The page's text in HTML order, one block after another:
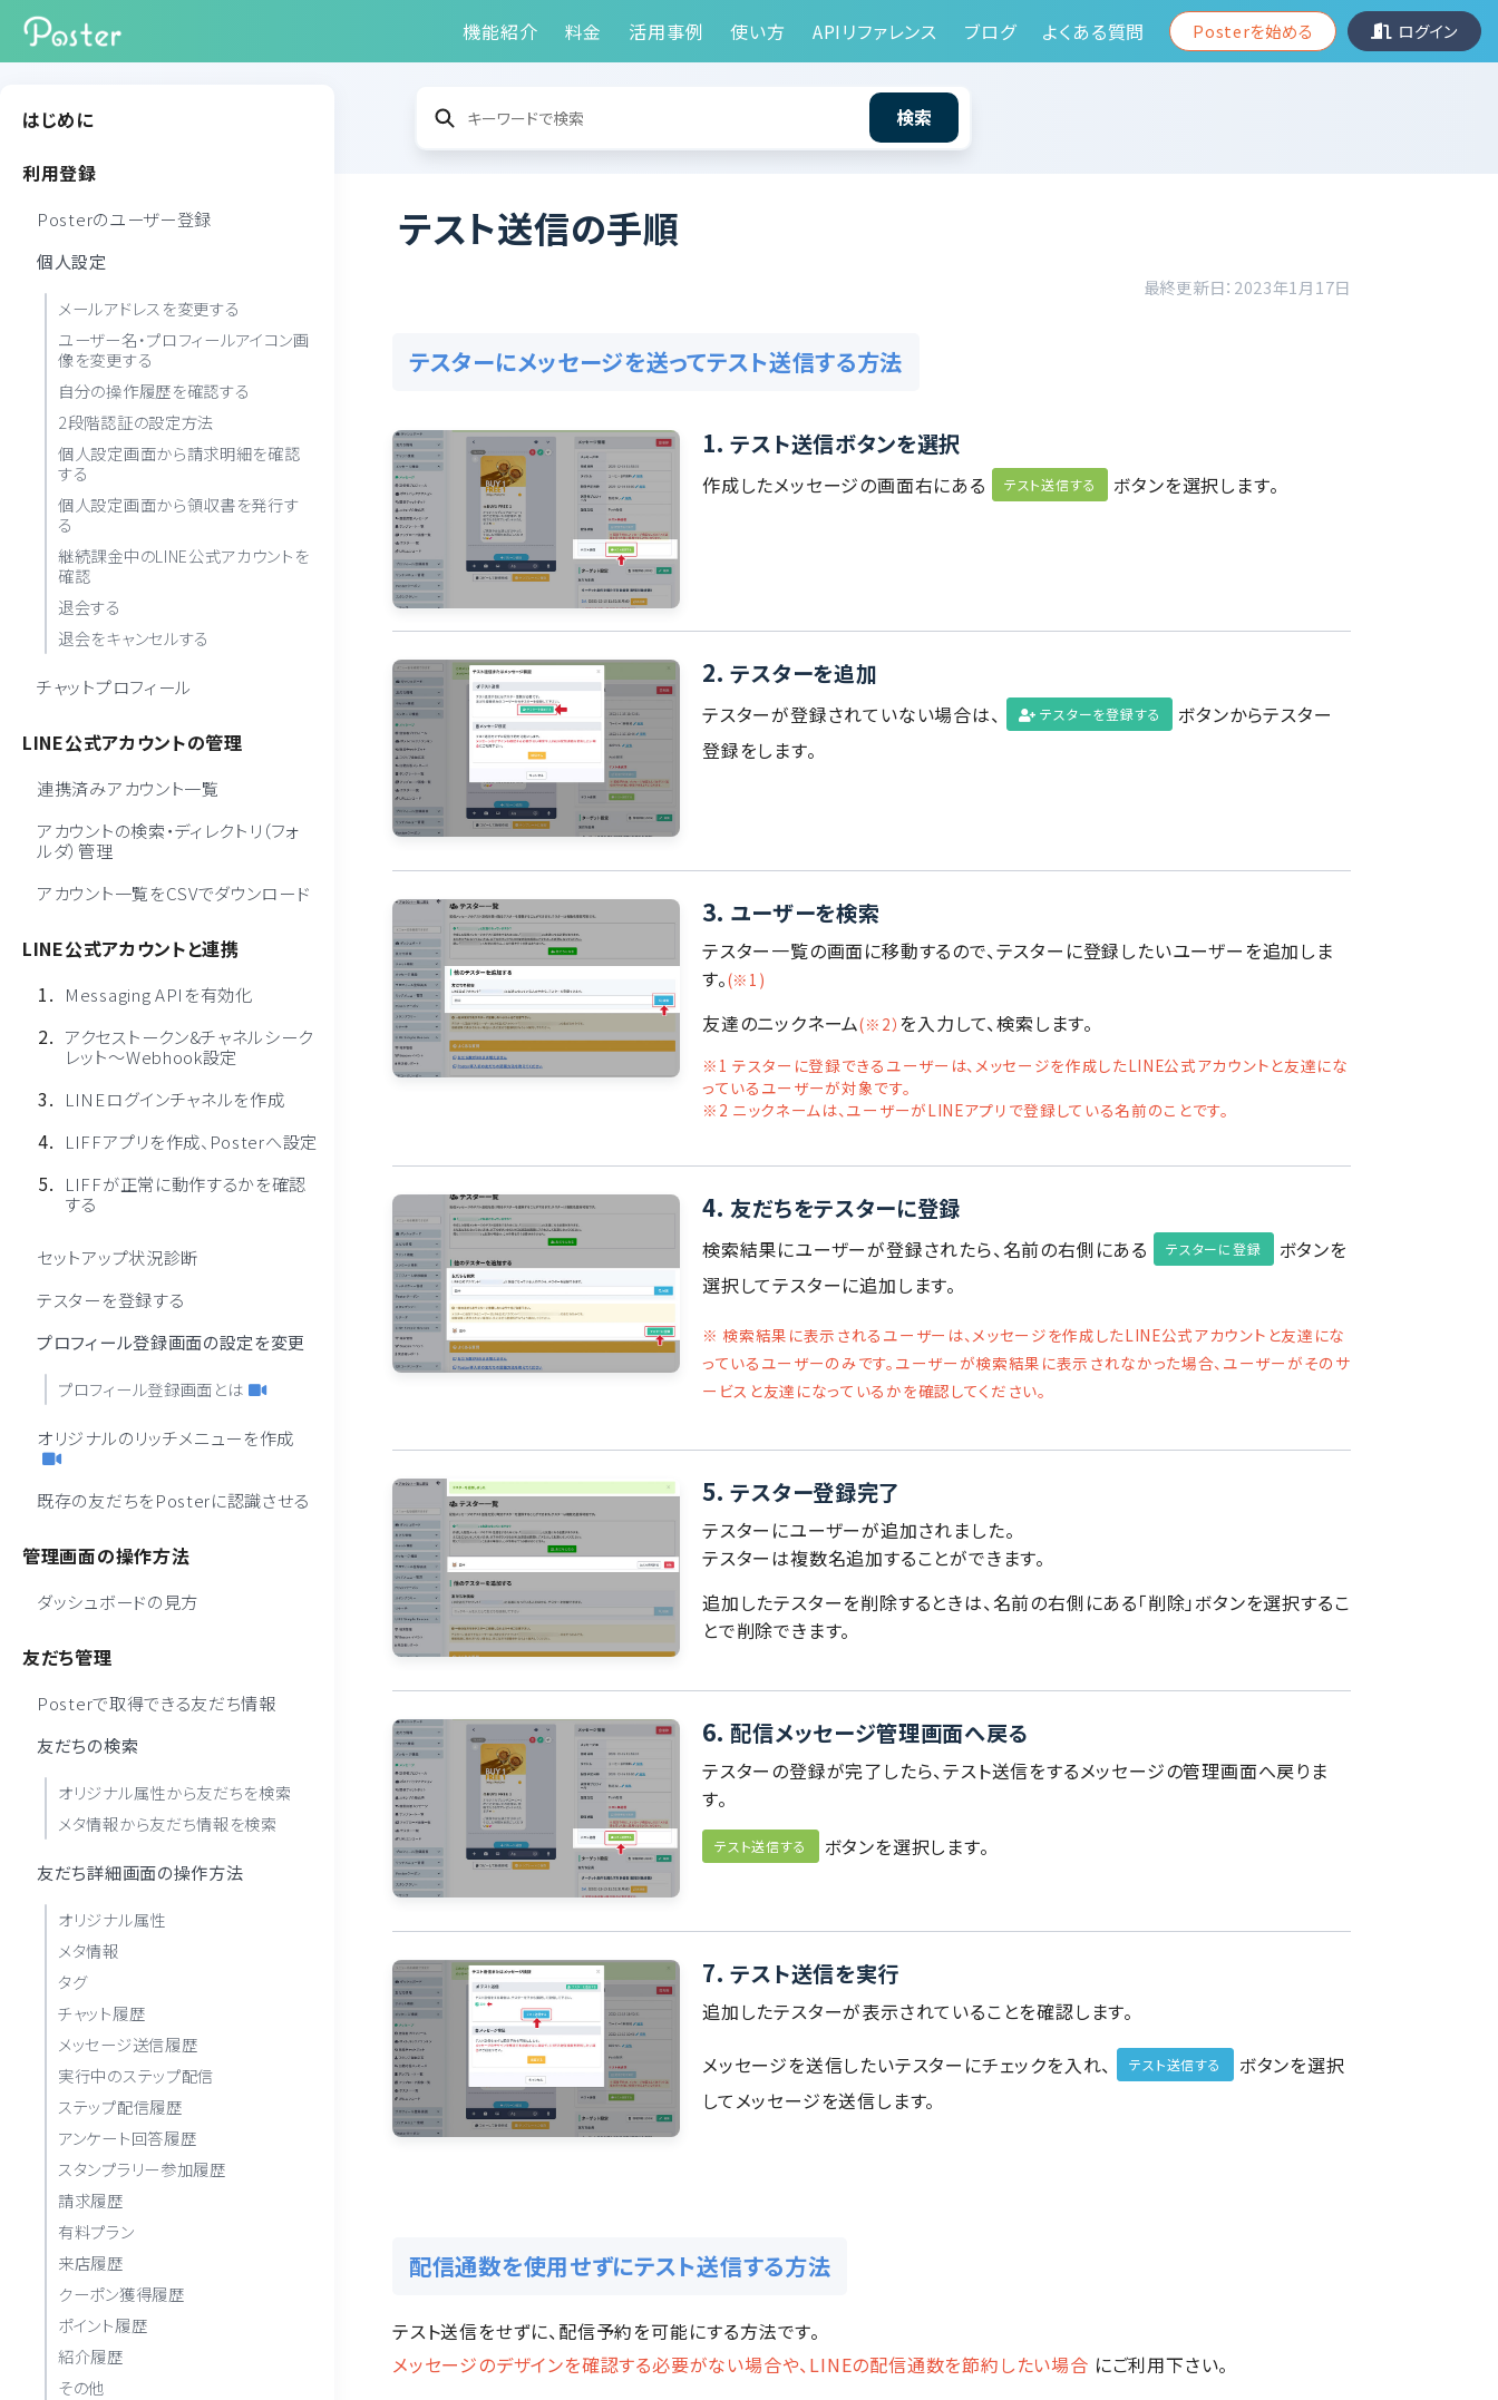
機能紹介 料金 活用事例 使い方 APIリファレンス ブログ よくある質問 Posterを始める ログイン
はじめに
利用登録
Posterのユーザー登録
個人設定
メールアドレスを変更する
ユーザー名・プロフィールアイコン画
像を変更する
自分の操作履歴を確認する
2段階認証の設定方法
個人設定画面から請求明細を確認
する
個人設定画面から領収書を発行す
る
継続課金中のLINE公式アカウントを
確認
退会する
退会をキャンセルする
チャットプロフィール
LINE公式アカウントの管理
連携済みアカウント一覧
アカウントの検索・ディレクトリ（フォ
ルダ）管理
アカウント一覧をCSVでダウンロード
LINE公式アカウントと連携
Messaging APIを有効化
アクセストークン&チャネルシーク
レット〜Webhook設定
LINEログインチャネルを作成
LIFFアプリを作成、Posterへ設定
LIFFが正常に動作するかを確認
する
セットアップ状況診断
テスターを登録する
プロフィール登録画面の設定を変更
プロフィール登録画面とは
オリジナルのリッチメニューを作成
既存の友だちをPosterに認識させる
管理画面の操作方法
ダッシュボードの見方
友だち管理
Posterで取得できる友だち情報
友だちの検索
オリジナル属性から友だちを検索
メタ情報から友だち情報を検索
友だち詳細画面の操作方法
オリジナル属性
メタ情報
タグ
チャット履歴
メッセージ送信履歴
実行中のステップ配信
ステップ配信履歴
アンケート回答履歴
スタンプラリー参加履歴
請求履歴
有料プラン
来店履歴
クーポン獲得履歴
ポイント履歴
紹介履歴
その他
検索
テスト送信の手順
最終更新日：2023年1月17日
テスターにメッセージを送ってテスト送信する方法
1. テスト送信ボタンを選択
作成したメッセージの画面右にある テスト送信する ボタンを選択します。
2. テスターを追加
テスターが登録されていない場合は、 テスターを登録する
ボタンからテスター
登録をします。
3. ユーザーを検索
テスター一覧の画面に移動するので、テスターに登録したいユーザーを追加しま
す。(※1)
友達のニックネーム(※2） を入力して、検索します。
※1 テスターに登録できるユーザーは、メッセージを作成したLINE公式アカウントと友達にな
っているユーザーが対象です。
※2 ニックネームは、ユーザーがLINEアプリで登録している名前のことです。
4. 友だちをテスターに登録
検索結果にユーザーが登録されたら、名前の右側にある テスターに登録
ボタンを
選択してテスターに追加します。
※ 検索結果に表示されるユーザーは、メッセージを作成したLINE公式アカウントと友達にな
っているユーザーのみです。ユーザーが検索結果に表示されなかった場合、ユーザーがそのサ
ービスと友達になっているかを確認してください。
5. テスター登録完了
テスターにユーザーが追加されました。
テスターは複数名追加することができます。
追加したテスターを削除するときは、名前の右側にある「削除」ボタンを選択するこ
とで削除できます。
6. 配信メッセージ管理画面へ戻る
テスターの登録が完了したら、テスト送信をするメッセージの管理画面へ戻りま
す。
テスト送信する ボタンを選択します。
7. テスト送信を実行
追加したテスターが表示されていることを確認します。
メッセージを送信したいテスターにチェックを入れ、
テスト送信する
ボタンを選択
してメッセージを送信します。
配信通数を使用せずにテスト送信する方法
テスト送信をせずに、配信予約を可能にする方法です。
メッセージのデザインを確認する必要がない場合や、LINEの配信通数を節約したい場合 にご利用下さい。